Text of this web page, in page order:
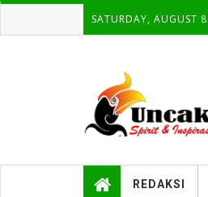
SATURDAY, AUGUST 8.
REDAKSI